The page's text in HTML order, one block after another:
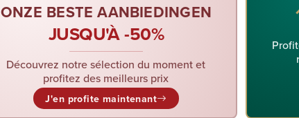
ONZE BESTE AANBIEDINGEN
JUSQU'À -50%
Découvrez notre sélection du moment et
profitez des meilleurs prix
J'en profite maintenant